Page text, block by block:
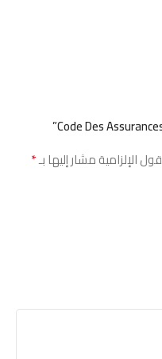
الإلزامية مشار إليها بـ*